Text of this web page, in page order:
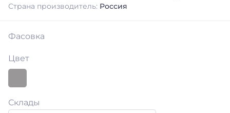
Страна производитель: Россия
Фасовка
Цвет
Склады